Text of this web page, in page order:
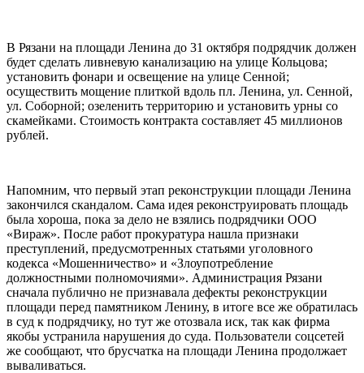
В Рязани на площади Ленина до 31 октября подрядчик должен
будет сделать ливневую канализацию на улице Кольцова;
установить фонари и освещение на улице Сенной;
осуществить мощение плиткой вдоль пл. Ленина, ул. Сенной,
ул. Соборной; озеленить территорию и установить урны со
скамейками. Стоимость контракта составляет 45 миллионов
рублей.
Напомним, что первый этап реконструкции площади Ленина
закончился скандалом. Сама идея реконструировать площадь
была хороша, пока за дело не взялись подрядчики ООО
«Вираж». После работ прокуратура нашла признаки
преступлений, предусмотренных статьями уголовного
кодекса «Мошенничество» и «Злоупотребление
должностными полномочиями». Администрация Рязани
сначала публично не признавала дефекты реконструкции
площади перед памятником Ленину, в итоге все же обратилась
в суд к подрядчику, но тут же отозвала иск, так как фирма
якобы устранила нарушения до суда. Пользователи соцсетей
же сообщают, что брусчатка на площади Ленина продолжает
вываливаться.